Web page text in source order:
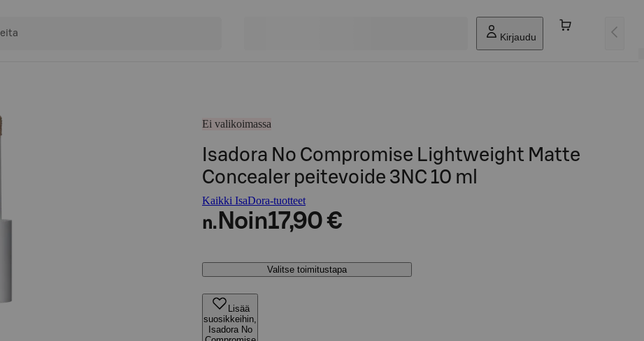
Kirjaudu
Ei valikoimassa
Isadora No Compromise Lightweight Matte
Concealer peitevoide 3NC 10 ml
Kaikki IsaDora-tuotteet
n. Noin17,90 €
Valitse toimitustapa
Lisää
suosikkeihin,
Isadora No